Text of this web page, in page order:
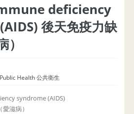
deficiency
後天免疫力缺
Public Health 公共衛生
syndrome (AIDS)
滋病）